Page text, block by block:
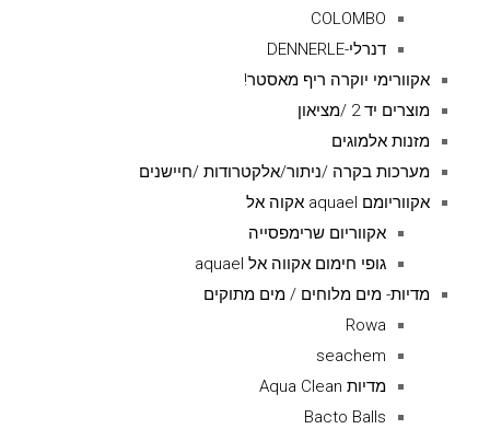
COLOMBO
דנרלי-DENNERLE
אקוורימי יוקרה ריף מאסטר!
מוצרים יד 2 /מציאון
מזנות אלמוגים
מערכות בקרה /ניתור/אלקטרודות /חיישנים
אקווריומם aquael אקוה אל
אקווריום שרימפסייה
גופי חימום אקווה אל aquael
מדיות- מים מלוחים / מים מתוקים
Rowa
seachem
מדיות Aqua Clean
Bacto Balls